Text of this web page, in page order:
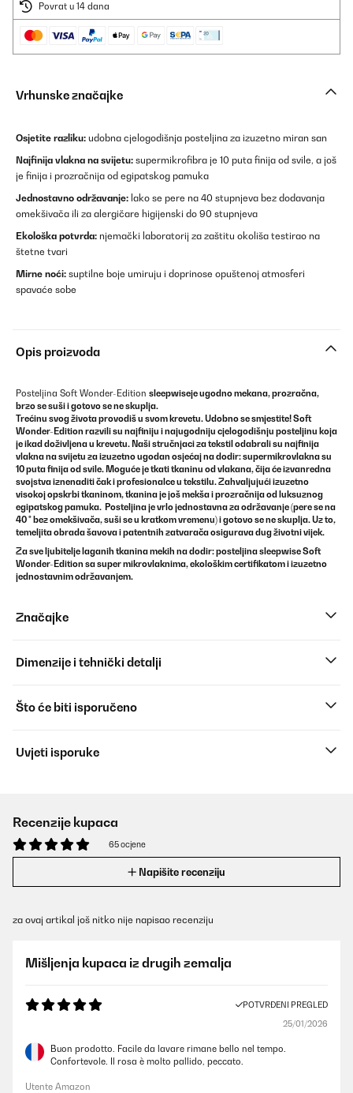
Povrat u 14 dana
Vrhunske značajke
Osjetite razliku: udobna cjelogodišnja posteljina za izuzetno miran san
Najfinija vlakna na svijetu: supermikrofibra je 10 puta finija od svile, a još
je finija i prozračnija od egipatskog pamuka
Jednostavno održavanje: lako se pere na 40 stupnjeva bez dodavanja
omekšivača ili za alergičare higijenski do 90 stupnjeva
Ekološka potvrda: njemački laboratorij za zaštitu okoliša testirao na
štetne tvari
Mirne noći: suptilne boje umiruju i doprinose opuštenoj atmosferi
spavaće sobe
Opis proizvoda
Posteljina Soft Wonder-Edition sleepwiseje ugodno mekana, prozračna,
brzo se suši i gotovo se ne skuplja.
Trećinu svog života provodiš u svom krevetu. Udobno se smjestite! Soft
Wonder-Edition razvili su najfiniju i najugodniju cjelogodišnju posteljinu koja
je ikad doživljena u krevetu. Naši stručnjaci za tekstil odabrali su najfinija
vlakna na svijetu za izuzetno ugodan osjećaj na dodir: supermikrovlakna su
10 puta finija od svile. Moguće je tkati tkaninu od vlakana, čija će izvanredna
svojstva iznenaditi čak i profesionalce u tekstilu. Zahvaljujući izuzetno
visokoj opskrbi tkaninom, tkanina je još mekša i prozračnija od luksuznog
egipatskog pamuka. Posteljina je vrlo jednostavna za održavanje (pere se na
40 ° bez omekšivača, suši se u kratkom vremenu) i gotovo se ne skuplja. Uz to,
temeljita obrada šavova i patentnih zatvarača osigurava dug životni vijek.
Za sve ljubitelje laganih tkanina mekih na dodir:posteljinasleepwiseSoft
Wonder-Edition sa super mikrovlaknima, ekološkim certifikatom i izuzetno
jednostavnim održavanjem.
Značajke
Dimenzije i tehnički detalji
Što će biti isporučeno
Uvjeti isporuke
Recenzije kupaca
65 ocjene
Napišite recenziju
za ovaj artikal još nitko nije napisao recenziju
Mišljenja kupaca iz drugih zemalja
POTVRĐENI PREGLED
25/01/2026
Buon prodotto. Facile da lavare rimane bello nel tempo.
Confortevole. Il rosa è molto pallido, peccato.
Utente Amazon